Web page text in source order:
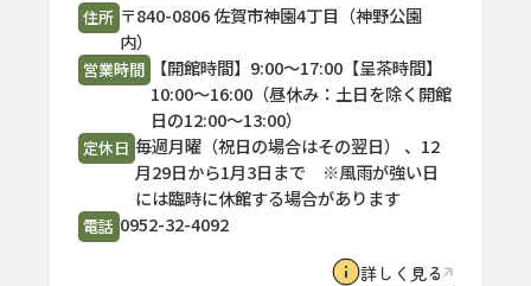
住所 〒840-0806 佐賀市神園4丁目（神野公園
内）
営業時間
【開館時間】9:00〜17:00【呈茶時間】
10:00〜16:00（昼休み：土日を除く開館
日の12:00〜13:00）
定休日 毎週月曜（祝日の場合はその翌日） 、12
月29日から1月3日まで ※風雨が強い日
には臨時に休館する場合があります
電話 0952-32-4092
詳しく見る